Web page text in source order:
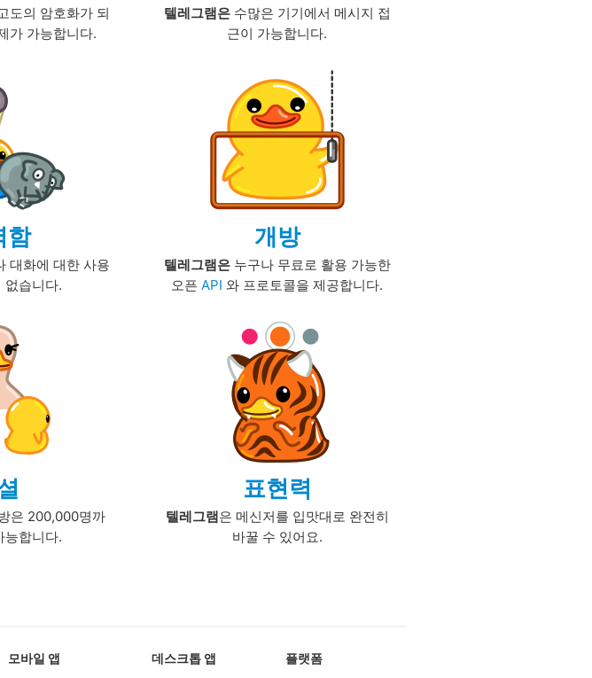
도의 암호화가 되
가 가능합니다.
텔레그램은수많은 기기에서 메시지 접
근이 가능합니다.
함
대화에 대한 사용
없습니다.
개방
텔레그램은누구나 무료로 활용 가능한
오픈API 와 프로토콜을 제공합니다.
은 200,000명까
능합니다.
표현력
텔레그램은 메신저를 입맛대로 완전히
바꿀 수 있어요.
모바일 앱
데스크톱 앱
플랫폼